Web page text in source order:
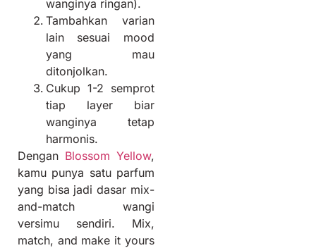
wanginya ringan).
Tambahkan varian
lain sesuai mood
yang mau
ditonjolkan.
Cukup 1-2 semprot
tiap layer biar
wanginya tetap
harmonis.
Dengan Blossom Yellow,
kamu punya satu parfum
yang bisa jadi dasar mix-
and-match wangi
versimu sendiri. Mix,
match, and make it yours